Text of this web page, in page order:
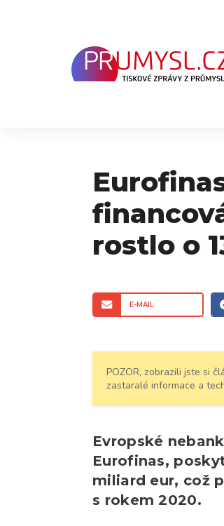
rostlo o
E-MAIL
POZOR, zobrazili jste si
zastaralé informace a
Evropské
Eurofinas,
miliard eur, což
s rokem 2020.